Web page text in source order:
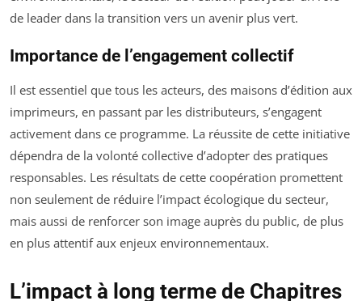
de leader dans la transition vers un avenir plus vert.
Importance de l’engagement collectif
Il est essentiel que tous les acteurs, des maisons d’édition aux
imprimeurs, en passant par les distributeurs, s’engagent
activement dans ce programme. La réussite de cette initiative
dépendra de la volonté collective d’adopter des pratiques
responsables. Les résultats de cette coopération promettent
non seulement de réduire l’impact écologique du secteur,
mais aussi de renforcer son image auprès du public, de plus
en plus attentif aux enjeux environnementaux.
L’impact à long terme de Chapitres